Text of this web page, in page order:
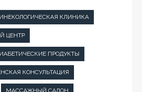
КЛИНИКА
ЦЕНТР
ПРОДУКТЫ
КОНСУЛЬТАЦИЯ
МАССАЖНЫЙ САЛОН